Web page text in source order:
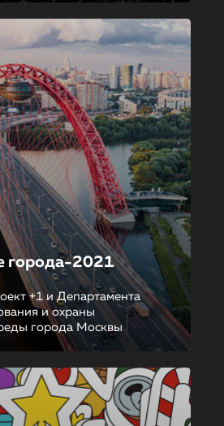
города-2021
+1 и Департамента
и охраны
города Москвы